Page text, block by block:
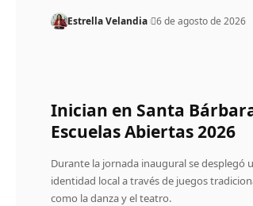
Estrella Velandia 6 de agosto de 2026
Inician en Santa
Escuelas Abiertas 2026
Durante la jornada inaugural se desplegó
identidad local a través de juegos
como la danza y el teatro.